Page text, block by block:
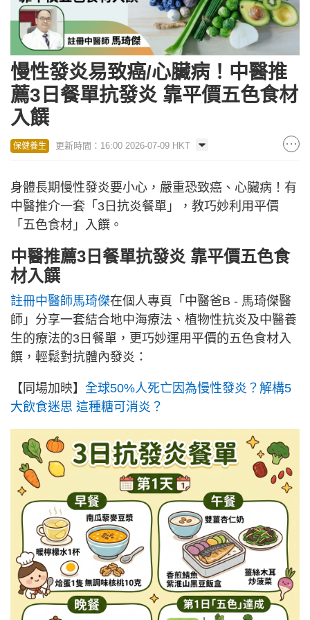
慢性發炎易致癌/心臟病！中醫推
薦3日餐單抗發炎 靠平價五色食材
入饌
保健養生 更新時間：16:00 2026-07-09 HKT
身體長期慢性發炎要小心，嚴重恐致癌、心臟病！有
中醫推介一套「3日抗炎餐單」，教巧妙利用平價
「五色食材」入饌。
中醫推薦3日餐單抗發炎 靠平價五色食
材入饌
註冊中醫師馬琦傑在個人專頁「中醫爸B - 馬琦傑醫
師」分享一套結合地中海療法、植物性抗炎及中醫養
生的療法的3日餐單，更巧妙運用平價的五色食材入
饌，輕鬆對抗體內發炎：
【同場加映】 全球50%人死亡因為慢性發炎？解構5
大飲食迷思 這種糖可消炎？